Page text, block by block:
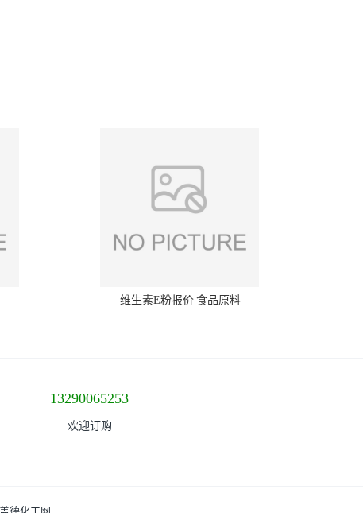
维生素E粉报价|食品原料
13290065253
欢迎订购